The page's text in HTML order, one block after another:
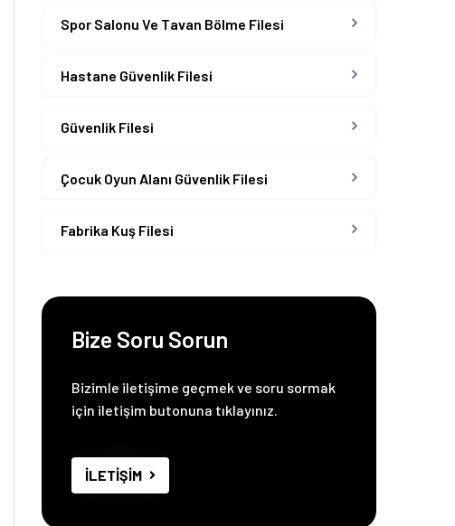
Spor Salonu Ve Tavan Bölme Filesi
Hastane Güvenlik Filesi
Güvenlik Filesi
Çocuk Oyun Alanı Güvenlik Filesi
Fabrika Kuş Filesi
Bize Soru Sorun
Bizimle iletişime geçmek ve soru sormak
için iletişim butonuna tıklayınız.
İLETİŞİM